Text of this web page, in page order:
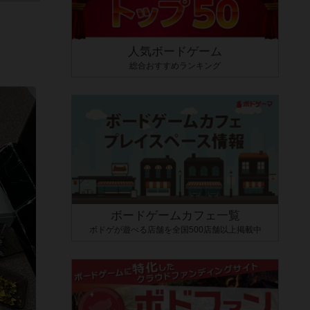
人気ボードゲーム
総合おすすめランキング
ボードゲームカフェ一覧
ボドゲが遊べる店舗を全国500店舗以上掲載中